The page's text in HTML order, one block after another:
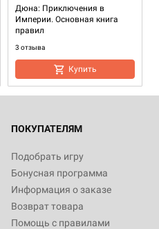
Дюна: Приключения в
Империи. Основная книга
правил
3 отзыва
Купить
Дополнение 2+
ПОКУПАТЕЛЯМ
Подобрать игру
Бонусная программа
Информация о заказе
Возврат товара
Помощь с правилами